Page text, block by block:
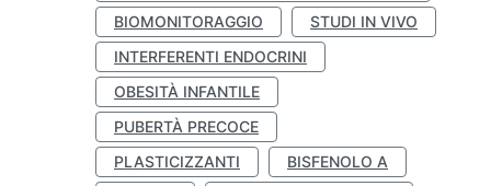
BIOMONITORAGGIO
STUDI IN VIVO
INTERFERENTI ENDOCRINI
OBESITÀ INFANTILE
PUBERTÀ PRECOCE
PLASTICIZZANTI
BISFENOLO A